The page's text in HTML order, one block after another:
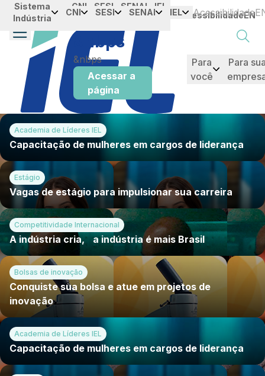
Skip to Main Content
Soluções do IEL para Você:
Sistema
Indústria
CNI SESI SENAI IEL Acessibilidade
Para
você
Para
Portal da
Industria
CNI SESI SENAI
IEL
AcessibilidadeEN
&nbps
&nbps
Acessar a
página
1
1 4
Academia de Líderes IEL
Capacitação de mulheres em cargos de liderança
Estágio
Vagas de estágio para impulsionar sua carreira
Competitividade Internacional
A indústria cria, a indústria é mais Brasil
Bolsas de inovação
Conquiste sua bolsa e atue em projetos de
inovação
Academia de Líderes IEL
Capacitação de mulheres em cargos de liderança